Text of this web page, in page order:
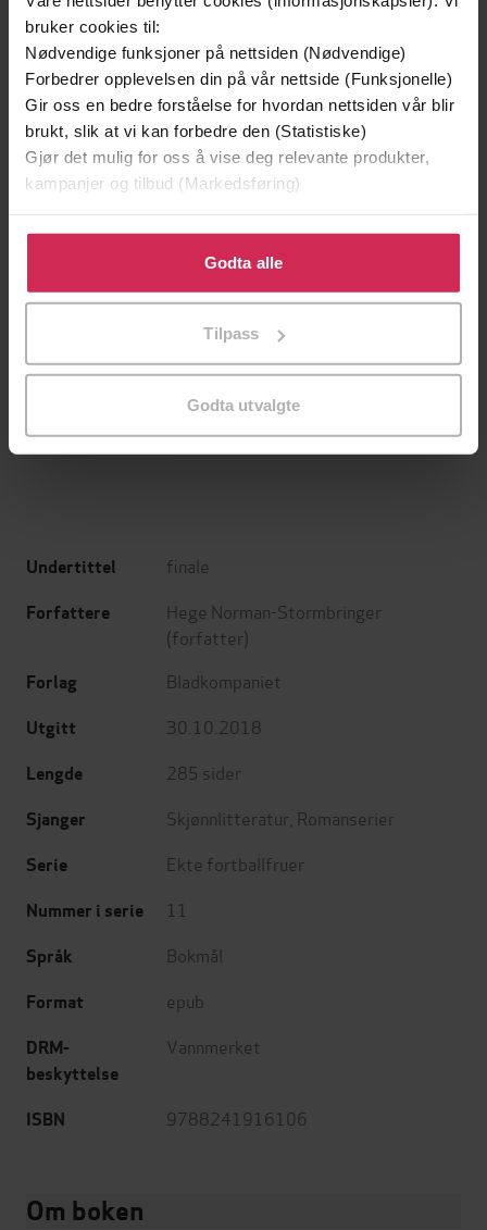
bruker cookies til:
Nødvendige funksjoner på nettsiden (Nødvendige)
Forbedrer opplevelsen din på vår nettside (Funksjonelle)
Gir oss en bedre forståelse for hvordan nettsiden vår blir
brukt, slik at vi kan forbedre den (Statistiske)
Gjør det mulig for oss å vise deg relevante produkter,
kampanjer og tilbud (Markedsføring)
Klikk på «Godta alle» for å gi oss ditt samtykke til å
bruke cookies for alle disse formålene. Du kan også
tilpasse ditt samtykke til spesifikke formål ved å klikke
Godta alle
Tilpass
Godta utvalgte
229,-
229,-
Undertittel finale
Forfattere
Hege Norman-Stormbringer
(forfatter)
Forlag Bladkompaniet
Utgitt 30.10.2018
Lengde 285 sider
Sjanger Skjønnlitteratur Romanserier
Serie Ekte fortballfruer
Nummer i serie 11
Språk Bokmål
Format epub
DRM-
beskyttelse
Vannmerket
ISBN 9788241916106
Om boken